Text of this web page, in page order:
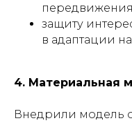
защиту
в адаптации
4. Материальная
Внедрили модель